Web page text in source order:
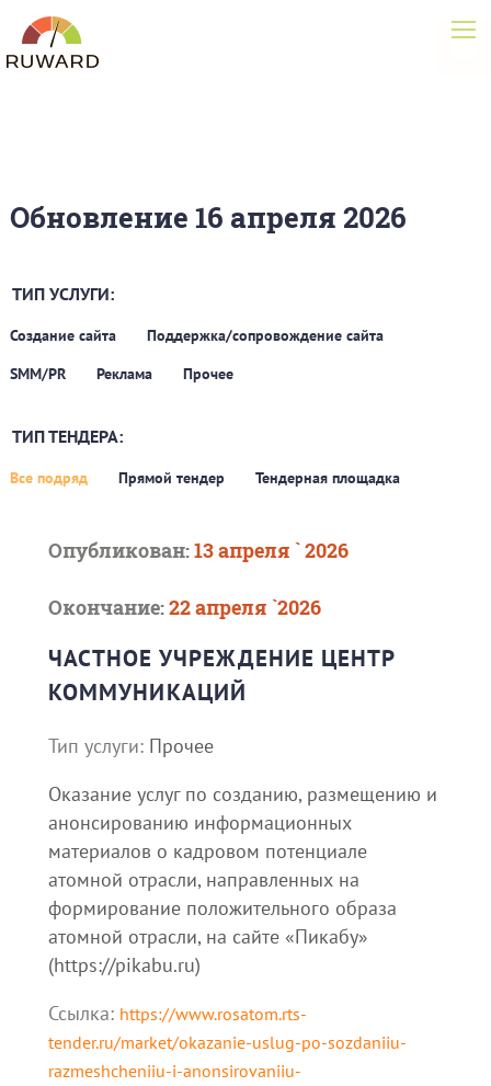
Обновление 16 апреля 2026
ТИП УСЛУГИ:
Создание сайта
Поддержка/сопровождение сайта
SMM/PR
Реклама Прочее
ТИП ТЕНДЕРА:
Все подряд Прямой тендер Тендерная площадка
Опубликован:13 апреля ` 2026
Окончание:22 апреля `2026
ЧАСТНОЕ УЧРЕЖДЕНИЕ ЦЕНТР
КОММУНИКАЦИЙ
Тип услуги: Прочее
Оказание услуг по созданию, размещению и
анонсированию информационных
материалов о кадровом потенциале
атомной отрасли, направленных на
формирование положительного образа
атомной отрасли, на сайте «Пикабу»
(https://pikabu.ru)
Ссылка: https://www.rosatom.rts-
tender.ru/market/okazanie-uslug-po-sozdaniiu-
razmeshcheniiu-i-anonsirovaniiu-